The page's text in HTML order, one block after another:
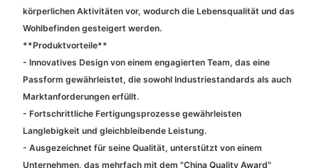
körperlichen Aktivitäten vor, wodurch die Lebensqualität und das
Wohlbefinden gesteigert werden.
**Produktvorteile**
- Innovatives Design von einem engagierten Team, das eine
Passform gewährleistet, die sowohl Industriestandards als auch
Marktanforderungen erfüllt.
- Fortschrittliche Fertigungsprozesse gewährleisten
Langlebigkeit und gleichbleibende Leistung.
- Ausgezeichnet für seine Qualität, unterstützt von einem
Unternehmen, das mehrfach mit dem "China Quality Award"